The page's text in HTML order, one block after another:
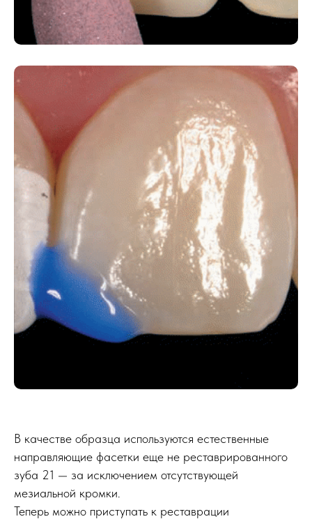
В качестве образца используются естественные
направляющие фасетки еще не реставрированного
зуба 21 — за исключением отсутствующей
мезиальной кромки.
Теперь можно приступать к реставрации